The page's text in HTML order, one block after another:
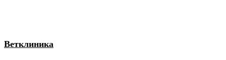
Ветклиника